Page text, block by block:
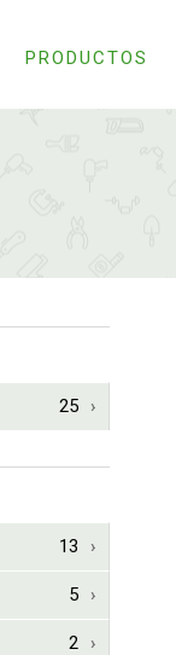
PRODUCTOS
25
13
5
2